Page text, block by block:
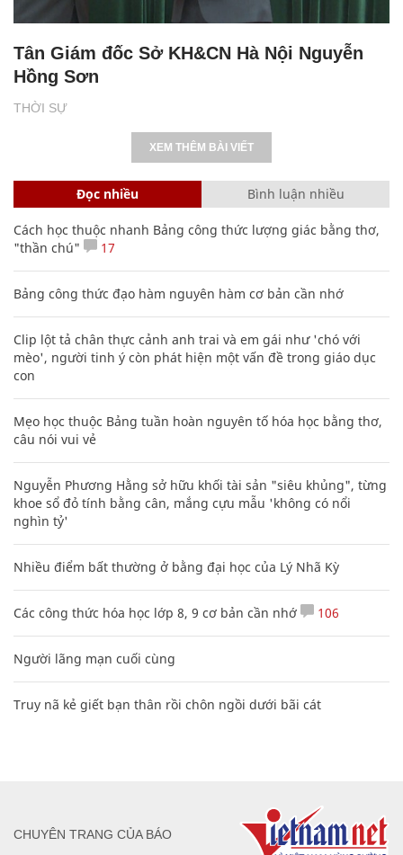
THỜI SỰ
Tân Giám đốc Sở KH&CN Hà Nội Nguyễn
Hồng Sơn
XEM THÊM BÀI VIẾT
Đọc nhiều Bình luận nhiều
Cách học thuộc nhanh Bảng công thức lượng giác bằng thơ,
"thần chú"
17
Bảng công thức đạo hàm nguyên hàm cơ bản cần nhớ
Clip lột tả chân thực cảnh anh trai và em gái như 'chó với
mèo', người tinh ý còn phát hiện một vấn đề trong giáo dục
con
Mẹo học thuộc Bảng tuần hoàn nguyên tố hóa học bằng thơ,
câu nói vui vẻ
Nguyễn Phương Hằng sở hữu khối tài sản "siêu khủng", từng
khoe sổ đỏ tính bằng cân, mắng cựu mẫu 'không có nổi
nghìn tỷ'
Nhiều điểm bất thường ở bằng đại học của Lý Nhã Kỳ
Các công thức hóa học lớp 8, 9 cơ bản cần nhớ 106
Người lãng mạn cuối cùng
Truy nã kẻ giết bạn thân rồi chôn ngồi dưới bãi cát
CHUYÊN TRANG CỦA BÁO